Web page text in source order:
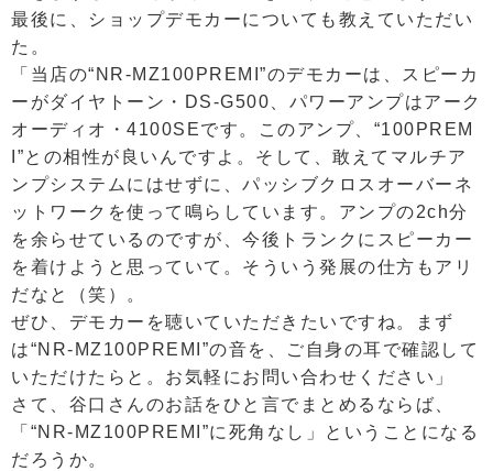
最後に、ショップデモカーについても教えていただい
た。
「当店の“NR-MZ100PREMI”のデモカーは、スピーカ
ーがダイヤトーン・DS-G500、パワーアンプはアーク
オーディオ・4100SEです。このアンプ、“100PREM
I”との相性が良いんですよ。そして、敢えてマルチア
ンプシステムにはせずに、パッシブクロスオーバーネ
ットワークを使って鳴らしています。アンプの2ch分
を余らせているのですが、今後トランクにスピーカー
を着けようと思っていて。そういう発展の仕方もアリ
だなと（笑）。
ぜひ、デモカーを聴いていただきたいですね。まず
は“NR-MZ100PREMI”の音を、ご自身の耳で確認して
いただけたらと。お気軽にお問い合わせください」
さて、谷口さんのお話をひと言でまとめるならば、
「“NR-MZ100PREMI”に死角なし」ということになる
だろうか。